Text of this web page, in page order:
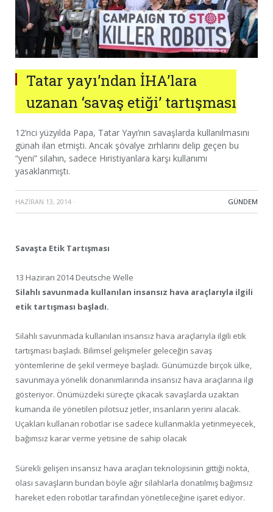
Tatar yayı’ndan İHA’lara
uzanan ‘savaş etiği’ tartışması
12’nci yüzyılda Papa, Tatar Yayı’nın savaşlarda kullanılmasını
günah ilan etmişti. Ancak şövalye zırhlarını delip geçen bu
“yeni” silahın, sadece Hıristiyanlara karşı kullanımı
yasaklanmıştı.
HAZIRAN 13, 2014 · GÜNDEM
Savaşta Etik Tartışması
13 Haziran 2014 Deutsche Welle
Silahlı savunmada kullanılan insansız hava araçlarıyla ilgili
etik tartışması başladı.
Silahlı savunmada kullanılan insansız hava araçlarıyla ilgili etik
tartışması başladı. Bilimsel gelişmeler geleceğin savaş
yöntemlerine de şekil vermeye başladı. Günümüzde birçok ülke,
savunmaya yönelik donanımlarında insansız hava araçlarına ilgi
gösteriyor. Önümüzdeki süreçte çıkacak savaşlarda uzaktan
kumanda ile yönetilen pilotsuz jetler, insanların yerini alacak.
Uçakları kullanan robotlar ise sadece kullanmakla yetinmeyecek,
bağımsız karar verme yetisine de sahip olacak
Sürekli gelişen insansız hava araçları teknolojisinin gittiği nokta,
olası savaşların bundan böyle ağır silahlarla donatılmış bağımsız
hareket eden robotlar tarafından yönetileceğine işaret ediyor.